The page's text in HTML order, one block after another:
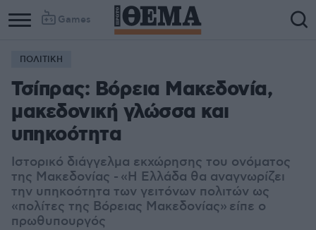
Games
ΠΟΛΙΤΙΚΗ
Τσίπρας: Βόρεια Μακεδονία,
μακεδονική γλώσσα και
υπηκοότητα
Ιστορικό διάγγελμα εκχώρησης του ονόματος
της Μακεδονίας - «Η Ελλάδα θα αναγνωρίζει
την υπηκοότητα των γειτόνων πολιτών ως
«πολίτες της Βόρειας Μακεδονίας» είπε ο
πρωθυπουργός